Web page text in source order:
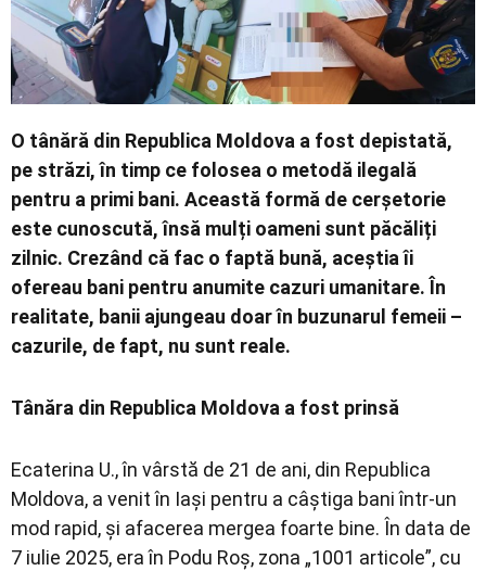
O tânără din Republica Moldova a fost depistată,
pe străzi, în timp ce folosea o metodă ilegală
pentru a primi bani. Această formă de cerșetorie
este cunoscută, însă mulți oameni sunt păcăliți
zilnic. Crezând că fac o faptă bună, aceștia îi
ofereau bani pentru anumite cazuri umanitare. În
realitate, banii ajungeau doar în buzunarul femeii –
cazurile, de fapt, nu sunt reale.
Tânăra din Republica Moldova a fost prinsă
Ecaterina U., în vârstă de 21 de ani, din Republica
Moldova, a venit în Iași pentru a câștiga bani într-un
mod rapid, și afacerea mergea foarte bine. În data de
7 iulie 2025, era în Podu Roș, zona „1001 articole”, cu